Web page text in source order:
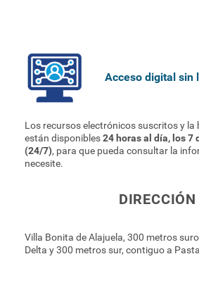
Acceso digital sin
Los recursos electrónicos suscritos y la
están disponibles24 horas al día, los 7
(24/7), para que pueda consultar la
necesite.
DIRECCIÓN
Villa Bonita de Alajuela, 300 metros
Delta y 300 metros sur, contiguo a